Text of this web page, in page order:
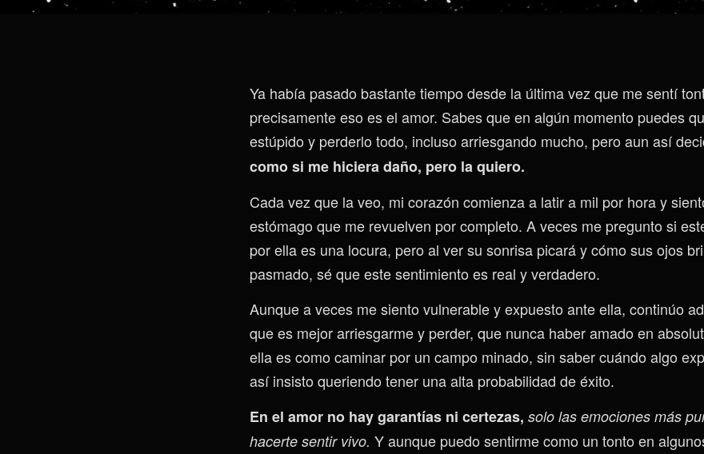
Ya había pasado bastante tiempo desde la última vez que me sentí
precisamente eso es el amor. Sabes que en algún momento puedes
estúpido y perderlo todo, incluso arriesgando mucho, pero aun así
como si me hiciera daño, pero la quiero.
Cada vez que la veo, mi corazón comienza a latir a mil por hora y
estómago que me revuelven por completo. A veces me pregunto si
por ella es una locura, pero al ver su sonrisa picará y cómo sus ojos
pasmado, sé que este sentimiento es real y verdadero.
Aunque a veces me siento vulnerable y expuesto ante ella, continúo
que es mejor arriesgarme y perder, que nunca haber amado en
ella es como caminar por un campo minado, sin saber cuándo algo
así insisto queriendo tener una alta probabilidad de éxito.
En el amor no hay garantías ni certezas, solo las emociones más
hacerte sentir vivo. Y aunque puedo sentirme como un tonto en